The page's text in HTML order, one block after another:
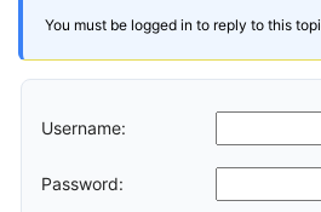
You must be logged in to reply to this
Username:
Password: